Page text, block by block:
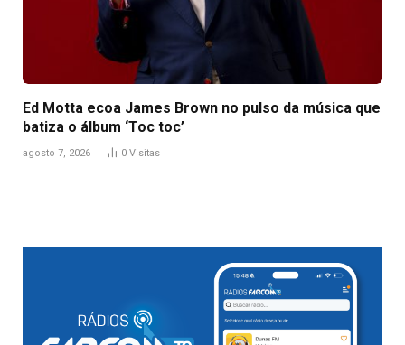
Ed Motta ecoa James Brown no pulso da música que
batiza o álbum ‘Toc toc’
agosto 7, 2026 0 Visitas